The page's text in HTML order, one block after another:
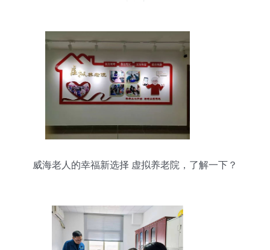
威海老人的幸福新选择 虚拟养老院，了解一下？